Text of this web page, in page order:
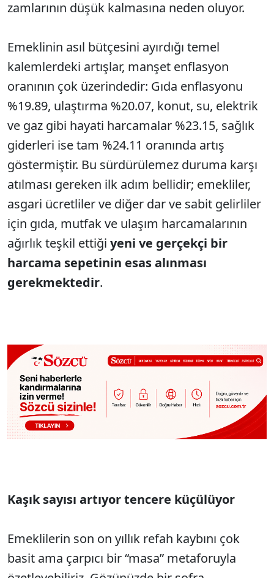
zamlarının düşük kalmasına neden oluyor.
Emeklinin asıl bütçesini ayırdığı temel
kalemlerdeki artışlar, manşet enflasyon
oranının çok üzerindedir: Gıda enflasyonu
%19.89, ulaştırma %20.07, konut, su, elektrik
ve gaz gibi hayati harcamalar %23.15, sağlık
giderleri ise tam %24.11 oranında artış
göstermiştir. Bu sürdürülemez duruma karşı
atılması gereken ilk adım bellidir; emekliler,
asgari ücretliler ve diğer dar ve sabit gelirliler
için gıda, mutfak ve ulaşım harcamalarının
ağırlık teşkil ettiği yeni ve gerçekçi bir
harcama sepetinin esas alınması
gerekmektedir.
Kaşık sayısı artıyor tencere küçülüyor
Emeklilerin son on yıllık refah kaybını çok
basit ama çarpıcı bir “masa” metaforuyla